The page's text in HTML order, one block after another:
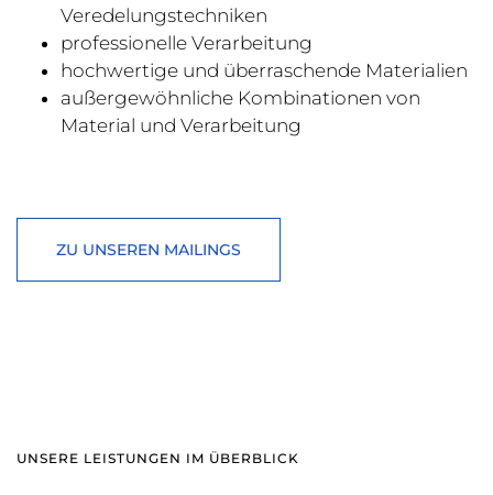
Veredelungstechniken
professionelle Verarbeitung
hochwertige und überraschende Materialien
außergewöhnliche Kombinationen von
Material und Verarbeitung
ZU UNSEREN MAILINGS
UNSERE LEISTUNGEN IM ÜBERBLICK